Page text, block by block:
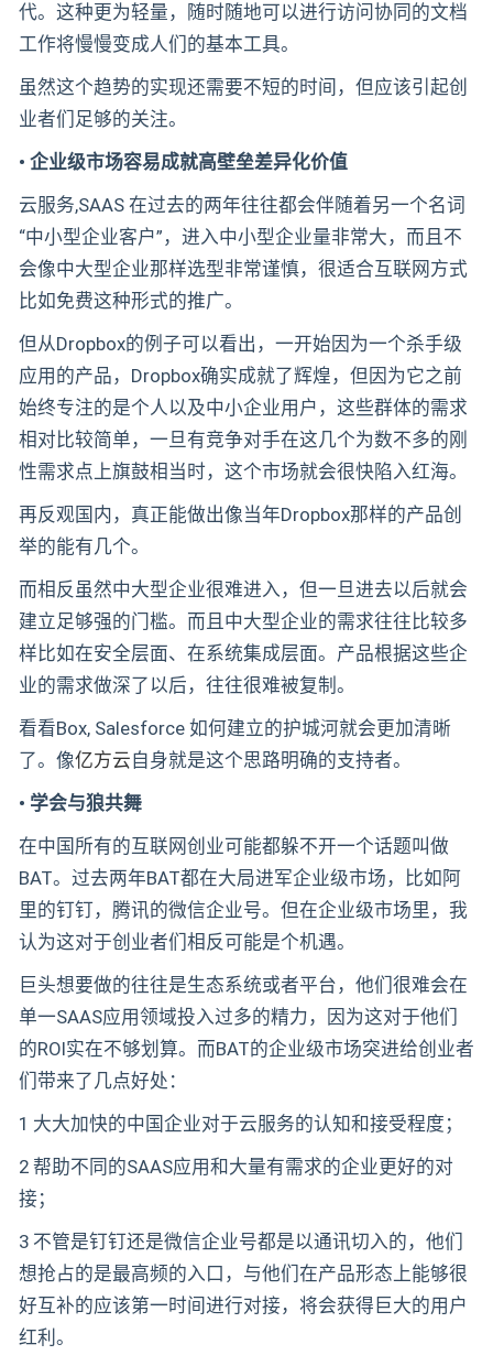
代。这种更为轻量，随时随地可以进行访问协同的文档
工作将慢慢变成人们的基本工具。
虽然这个趋势的实现还需要不短的时间，但应该引起创
业者们足够的关注。
• 企业级市场容易成就高壁垒差异化价值
云服务,SAAS 在过去的两年往往都会伴随着另一个名词
“中小型企业客户”，进入中小型企业量非常大，而且不
会像中大型企业那样选型非常谨慎，很适合互联网方式
比如免费这种形式的推广。
但从Dropbox的例子可以看出，一开始因为一个杀手级
应用的产品，Dropbox确实成就了辉煌，但因为它之前
始终专注的是个人以及中小企业用户，这些群体的需求
相对比较简单，一旦有竞争对手在这几个为数不多的刚
性需求点上旗鼓相当时，这个市场就会很快陷入红海。
再反观国内，真正能做出像当年Dropbox那样的产品创
举的能有几个。
而相反虽然中大型企业很难进入，但一旦进去以后就会
建立足够强的门槛。而且中大型企业的需求往往比较多
样比如在安全层面、在系统集成层面。产品根据这些企
业的需求做深了以后，往往很难被复制。
看看Box, Salesforce 如何建立的护城河就会更加清晰
了。像亿方云自身就是这个思路明确的支持者。
• 学会与狼共舞
在中国所有的互联网创业可能都躲不开一个话题叫做
BAT。过去两年BAT都在大局进军企业级市场，比如阿
里的钉钉，腾讯的微信企业号。但在企业级市场里，我
认为这对于创业者们相反可能是个机遇。
巨头想要做的往往是生态系统或者平台，他们很难会在
单一SAAS应用领域投入过多的精力，因为这对于他们
的ROI实在不够划算。而BAT的企业级市场突进给创业者
们带来了几点好处：
1 大大加快的中国企业对于云服务的认知和接受程度；
2 帮助不同的SAAS应用和大量有需求的企业更好的对
接；
3 不管是钉钉还是微信企业号都是以通讯切入的，他们
想抢占的是最高频的入口，与他们在产品形态上能够很
好互补的应该第一时间进行对接，将会获得巨大的用户
红利。